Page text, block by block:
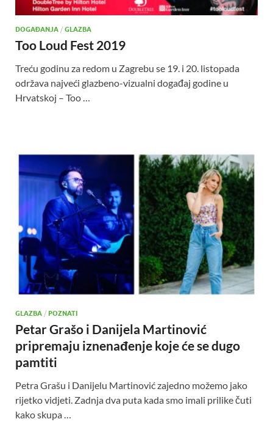
DOGAĐANJA / GLAZBA
Too Loud Fest 2019
Treću godinu za redom u Zagrebu se 19. i 20. listopada
održava najveći glazbeno-vizualni događaj godine u
Hrvatskoj – Too …
GLAZBA / POZNATI
Petar Grašo i Danijela Martinović
pripremaju iznenađenje koje će se dugo
pamtiti
Petra Grašu i Danijelu Martinović zajedno možemo jako
rijetko vidjeti. Zadnja dva puta kada smo imali prilike čuti
kako skupa …